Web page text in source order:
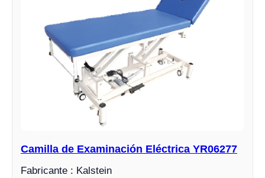
Camilla de Examinación Eléctrica YR06277
Fabricante : Kalstein